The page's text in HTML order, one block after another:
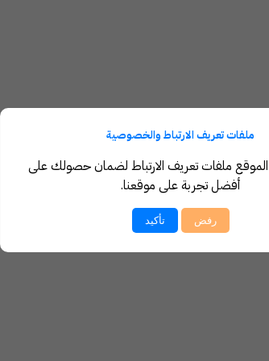
ملفات تعريف الارتباط والخصوصية
ملفات تعريف الارتباط لضمان حصولك على
أفضل تجربة على موقعنا.
رفض تأكيد